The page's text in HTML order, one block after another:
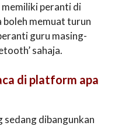
peranti di
memuat turun
guru masing-
sahaja.
di platform apa
dibangunkan